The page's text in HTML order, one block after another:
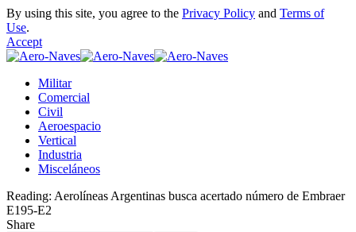
By using this site, you agree to the Privacy Policy and Terms of
Use.
Accept
Militar
Comercial
Civil
Aeroespacio
Vertical
Industria
Misceláneos
Reading: Aerolíneas Argentinas busca acertado número de Embraer
E195-E2
Share